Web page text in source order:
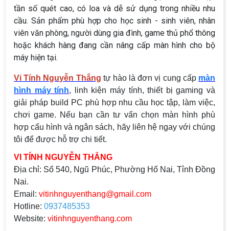
tần số quét cao, có loa và dễ sử dụng trong nhiều nhu
cầu. Sản phẩm phù hợp cho học sinh - sinh viên, nhân
viên văn phòng, người dùng gia đình, game thủ phổ thông
hoặc khách hàng đang cần nâng cấp màn hình cho bộ
máy hiện tại.
Vi Tính Nguyễn Thắng tự hào là đơn vị cung cấp màn
hình máy tính, linh kiện máy tính, thiết bị gaming và
giải pháp build PC phù hợp nhu cầu học tập, làm việc,
chơi game. Nếu bạn cần tư vấn chọn màn hình phù
hợp cấu hình và ngân sách, hãy liên hệ ngay với chúng
tôi để được hỗ trợ chi tiết.
VI TÍNH NGUYỄN THẮNG
Địa chỉ: Số 540, Ngũ Phúc, Phường Hố Nai, Tỉnh Đồng
Nai.
Email: vitinhnguyenthang@gmail.com
Hotline: 0937485353
Website: vitinhnguyenthang.com